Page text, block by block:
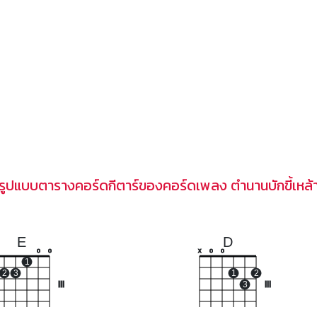
รูปแบบตารางคอร์ดกีตาร์ของคอร์ดเพลง ตำนานบักขี้เหล้
E
2 3
1
o o
D
x o o
1
3
2